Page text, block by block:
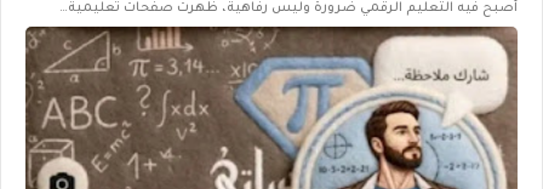
أصبح فيه التعليم الرقمي ضرورة وليس رفاهية، ظهرت صفحات تعليمية…